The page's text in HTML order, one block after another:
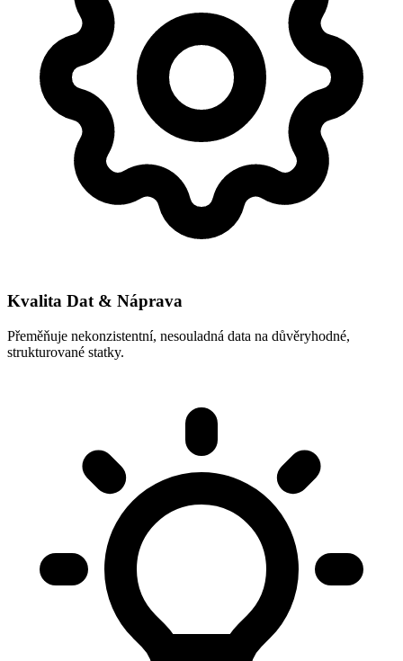
Kvalita Dat & Náprava
Přeměňuje nekonzistentní, nesouladná data na důvěryhodné,
strukturované statky.